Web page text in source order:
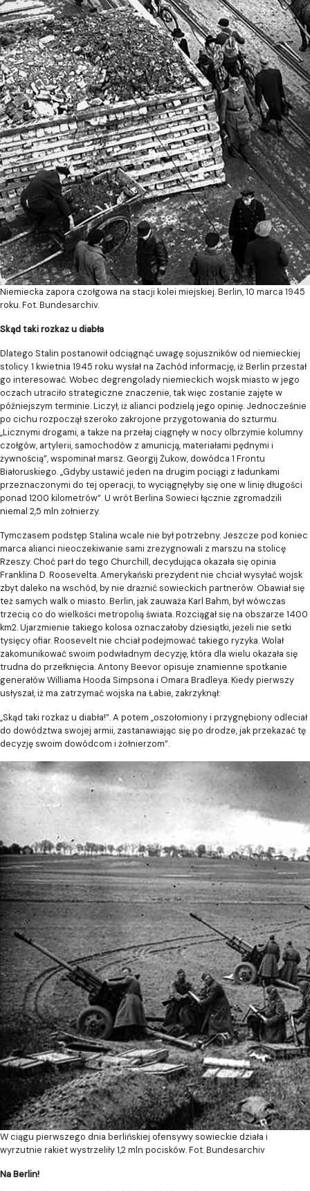
Niemiecka zapora czołgowa na stacji kolei miejskiej. Berlin, 10 marca 1945
roku. Fot. Bundesarchiv.
Skąd taki rozkaz u diabła
Dlatego Stalin postanowił odciągnąć uwagę sojuszników od niemieckiej
stolicy. 1 kwietnia 1945 roku wysłał na Zachód informację, iż Berlin przestał
go interesować. Wobec degrengolady niemieckich wojsk miasto w jego
oczach utraciło strategiczne znaczenie, tak więc zostanie zajęte w
późniejszym terminie. Liczył, iż alianci podzielą jego opinię. Jednocześnie
po cichu rozpoczął szeroko zakrojone przygotowania do szturmu.
„Licznymi drogami, a także na przełaj ciągnęły w nocy olbrzymie kolumny
czołgów, artylerii, samochodów z amunicją, materiałami pędnymi i
żywnością”, wspominał marsz. Georgij Żukow, dowódca 1 Frontu
Białoruskiego. „Gdyby ustawić jeden na drugim pociągi z ładunkami
przeznaczonymi do tej operacji, to wyciągnęłyby się one w linię długości
ponad 1200 kilometrów”. U wrót Berlina Sowieci łącznie zgromadzili
niemal 2,5 mln żołnierzy.
Tymczasem podstęp Stalina wcale nie był potrzebny. Jeszcze pod koniec
marca alianci nieoczekiwanie sami zrezygnowali z marszu na stolicę
Rzeszy. Choć parł do tego Churchill, decydująca okazała się opinia
Franklina D. Roosevelta. Amerykański prezydent nie chciał wysyłać wojsk
zbyt daleko na wschód, by nie drażnić sowieckich partnerów. Obawiał się
też samych walk o miasto. Berlin, jak zauważa Karl Bahm, był wówczas
trzecią co do wielkości metropolią świata. Rozciągał się na obszarze 1400
km2. Ujarzmienie takiego kolosa oznaczałoby dziesiątki, jeżeli nie setki
tysięcy ofiar. Roosevelt nie chciał podejmować takiego ryzyka. Wolał
zakomunikować swoim podwładnym decyzję, która dla wielu okazała się
trudna do przełknięcia. Antony Beevor opisuje znamienne spotkanie
generałów Williama Hooda Simpsona i Omara Bradleya. Kiedy pierwszy
usłyszał, iż ma zatrzymać wojska na Łabie, zakrzyknął:
„Skąd taki rozkaz u diabła!”. A potem „oszołomiony i przygnębiony odleciał
do dowództwa swojej armii, zastanawiając się po drodze, jak przekazać tę
decyzję swoim dowódcom i żołnierzom”.
W ciągu pierwszego dnia berlińskiej ofensywy sowieckie działa i
wyrzutnie rakiet wystrzeliły 1,2 mln pocisków. Fot. Bundesarchiv
Na Berlin!